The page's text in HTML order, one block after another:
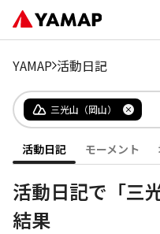
YAMAP 活動日記
三光山（岡山）
活動日記 モーメント
活動日記で「三
結果